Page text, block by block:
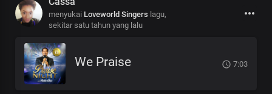
menyukai Loveworld Singers lagu,
sekitar satu tahun yang lalu
We Praise 7:03